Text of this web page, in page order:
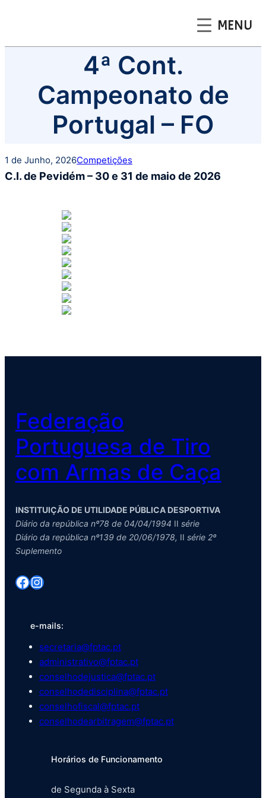
MENU
conteúdo
4ª Cont.
Campeonato de
Portugal – FO
1 de Junho, 2026Competições
C.I. de Pevidém – 30 e 31 de maio de 2026
Federação
Portuguesa de Tiro
com Armas de Caça
INSTITUIÇÃO DE UTILIDADE PÚBLICA DESPORTIVA
Diário da república nº78 de 04/04/1994 II série
Diário da república nº139 de 20/06/1978, II série 2º
Suplemento
Facebook Instagram
e-mails:
secretaria@fptac.pt
administrativo@fptac.pt
conselhodejustica@fptac.pt
conselhodedisciplina@fptac.pt
conselhofiscal@fptac.pt
conselhodearbitragem@fptac.pt
Horários de Funcionamento
de Segunda à Sexta